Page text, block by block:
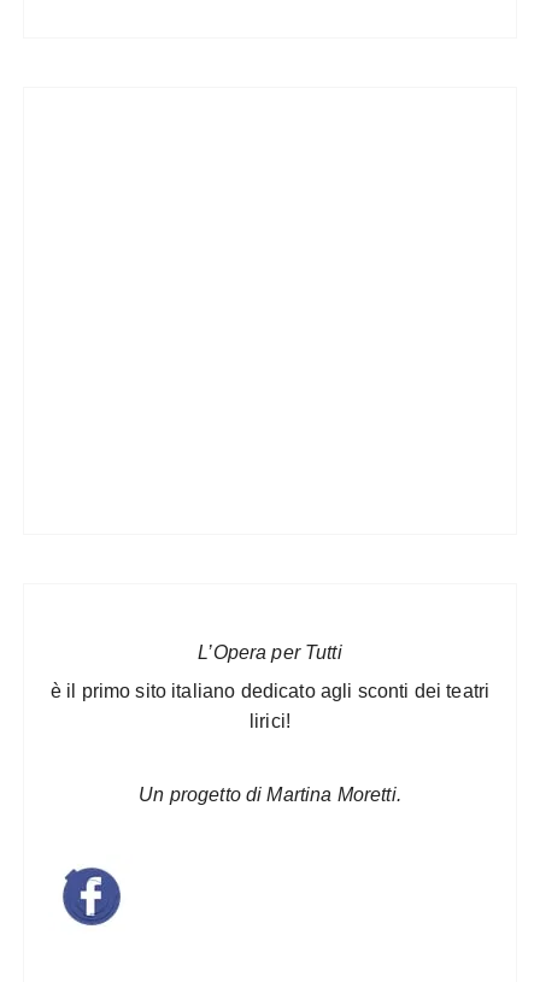
L’Opera per Tutti
è il primo sito italiano dedicato agli sconti dei teatri
lirici!
Un progetto di Martina Moretti.